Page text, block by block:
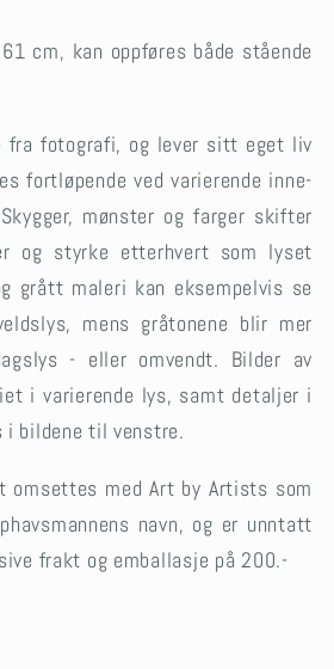
cm, kan oppføres både stående
fra fotografi, og lever sitt eget liv
fortløpende ved varierende inne-
mønster og farger skifter
og styrke etterhvert som lyset
grått maleri kan eksempelvis se
mens gråtonene blir mer
- eller omvendt. Bilder av
i varierende lys, samt detaljer i
i bildene til venstre.
omsettes med Art by Artists som
navn, og er unntatt
frakt og emballasje på 200.-